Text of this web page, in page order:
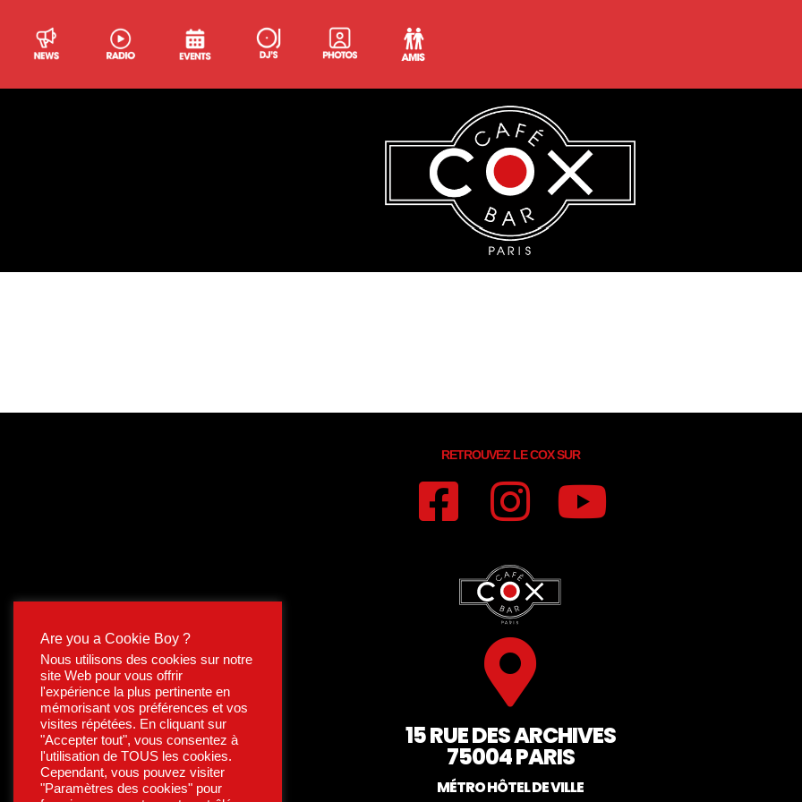
RETROUVEZ LE COX SUR
15 RUE DES ARCHIVES
75004 PARIS
MÉTRO HÔTEL DE VILLE
Are you a Cookie Boy ?
Nous utilisons des cookies sur notre
site Web pour vous offrir
l'expérience la plus pertinente en
mémorisant vos préférences et vos
visites répétées. En cliquant sur
"Accepter tout", vous consentez à
l'utilisation de TOUS les cookies.
Cependant, vous pouvez visiter
"Paramètres des cookies" pour